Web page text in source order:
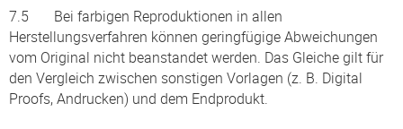
7.5 Bei farbigen Reproduktionen in allen
Herstellungsverfahren können geringfügige Abweichungen
vom Original nicht beanstandet werden. Das Gleiche gilt für
den Vergleich zwischen sonstigen Vorlagen (z. B. Digital
Proofs, Andrucken) und dem Endprodukt.